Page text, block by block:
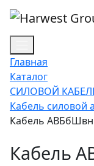
Главная
Каталог
СИЛОВОЙ
Кабель силовой
Кабель
Кабель